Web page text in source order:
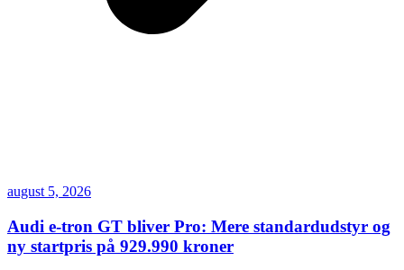
august 5, 2026
Audi e-tron GT bliver Pro: Mere standardudstyr og
ny startpris på 929.990 kroner